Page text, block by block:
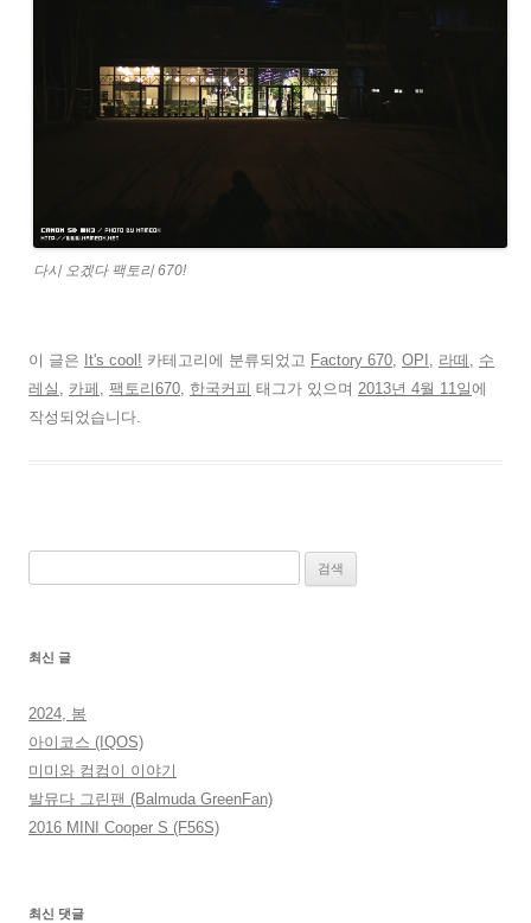
다시 오겠다 팩토리 670!
이 글은 It's cool! 카테고리에 분류되었고 Factory 670, OPI , 라떼 , 수
레실 , 카페 , 팩토리670, 한국커피 태그가 있으며 2013년 4월 11일에
작성되었습니다.
최신 글
2024, 봄
아이코스 (IQOS)
미미와 컴컴이 이야기
발뮤다 그린팬 (Balmuda GreenFan)
2016 MINI Cooper S (F56S)
최신 댓글